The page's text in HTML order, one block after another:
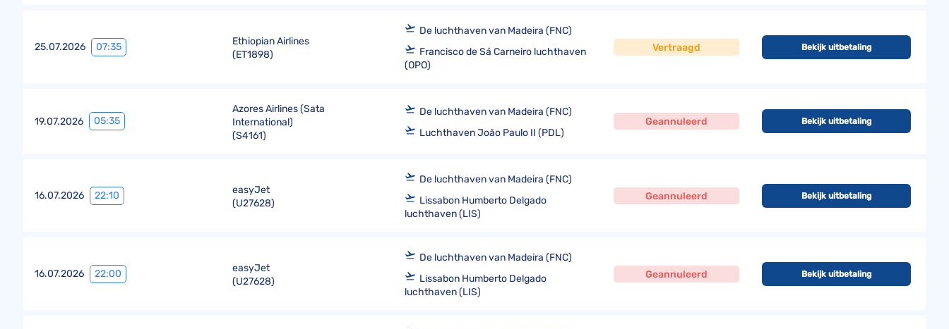
25.07.2026 07:35
Ethiopian Airlines
(ET1898)
De luchthaven van Madeira (FNC)
Francisco de Sá Carneiro luchthaven
(OPO)
Vertraagd Bekijk uitbetaling
19.07.2026 05:35
Azores Airlines (Sata
International)
(S4161)
De luchthaven van Madeira (FNC)
Luchthaven João Paulo II (PDL)
Geannuleerd Bekijk uitbetaling
16.07.2026 22:10
easyJet
(U27628)
De luchthaven van Madeira (FNC)
Lissabon Humberto Delgado
luchthaven (LIS)
Geannuleerd Bekijk uitbetaling
16.07.2026 22:00
easyJet
(U27628)
De luchthaven van Madeira (FNC)
Lissabon Humberto Delgado
luchthaven (LIS)
Geannuleerd Bekijk uitbetaling